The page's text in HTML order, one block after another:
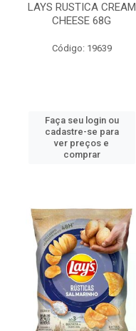
LAYS RUSTICA CREAM
CHEESE 68G
Código: 19639
Faça seu login ou
cadastre-se para
ver preços e
comprar